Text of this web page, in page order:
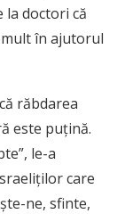
la doctori că
în ajutorul
răbdarea
este puţină.
le-a
care
ne, sfinte,